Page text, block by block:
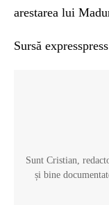
arestarea lui
Sursă
Sunt Cristian,
și bine